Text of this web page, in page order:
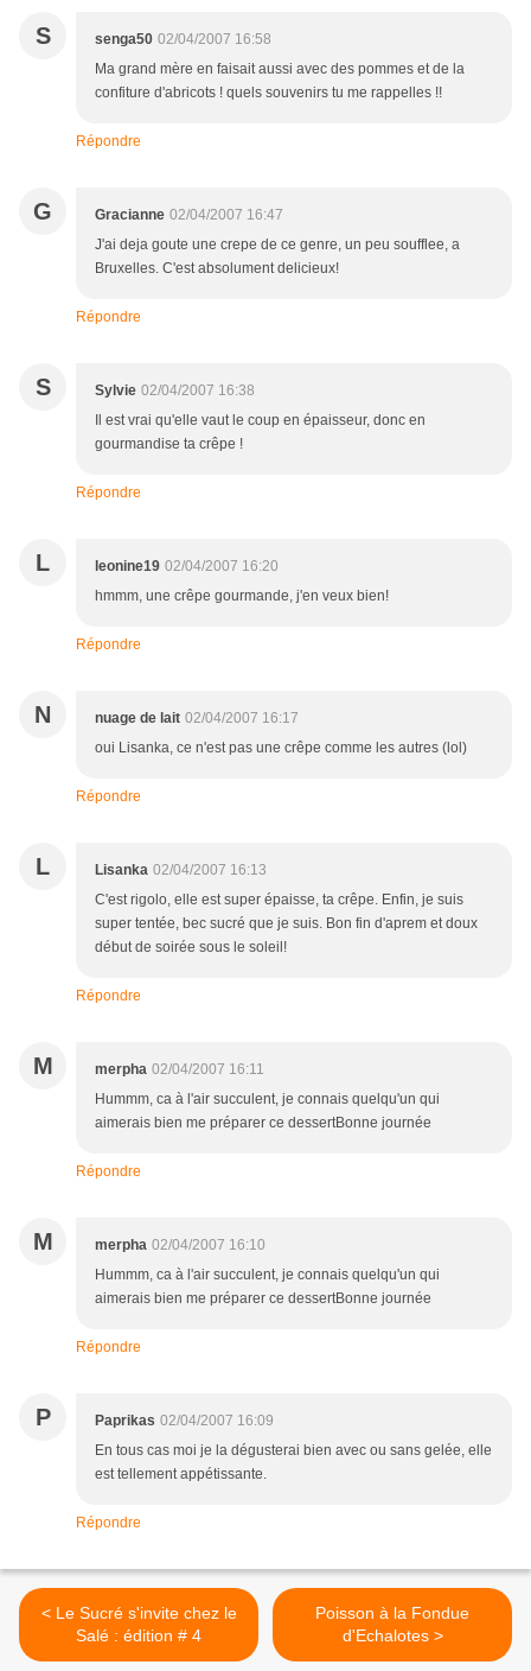
S senga50 02/04/2007 16:58
Ma grand mère en faisait aussi avec des pommes et de la
confiture d'abricots ! quels souvenirs tu me rappelles !!
Répondre
G Gracianne 02/04/2007 16:47
J'ai deja goute une crepe de ce genre, un peu soufflee, a
Bruxelles. C'est absolument delicieux!
Répondre
S Sylvie 02/04/2007 16:38
Il est vrai qu'elle vaut le coup en épaisseur, donc en
gourmandise ta crêpe !
Répondre
L leonine19 02/04/2007 16:20
hmmm, une crêpe gourmande, j'en veux bien!
Répondre
N nuage de lait 02/04/2007 16:17
oui Lisanka, ce n'est pas une crêpe comme les autres (lol)
Répondre
L Lisanka 02/04/2007 16:13
C'est rigolo, elle est super épaisse, ta crêpe. Enfin, je suis
super tentée, bec sucré que je suis. Bon fin d'aprem et doux
début de soirée sous le soleil!
Répondre
M merpha 02/04/2007 16:11
Hummm, ca à l'air succulent, je connais quelqu'un qui
aimerais bien me préparer ce dessertBonne journée
Répondre
M merpha 02/04/2007 16:10
Hummm, ca à l'air succulent, je connais quelqu'un qui
aimerais bien me préparer ce dessertBonne journée
Répondre
P Paprikas 02/04/2007 16:09
En tous cas moi je la dégusterai bien avec ou sans gelée, elle
est tellement appétissante.
Répondre
< Le Sucré s'invite chez le
Salé : édition # 4
Poisson à la Fondue
d'Echalotes >